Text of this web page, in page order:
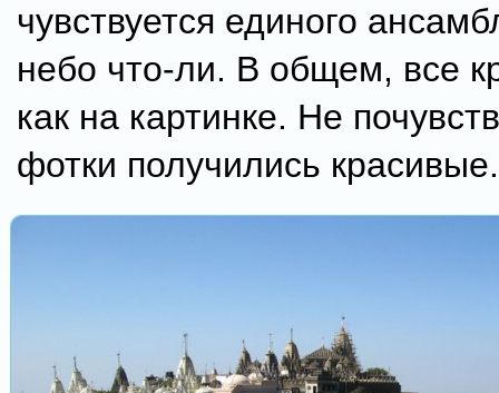
чувствуется единого
небо что-ли. В общем, все
как на картинке. Не
фотки получились красивые.